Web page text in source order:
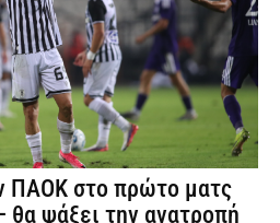
ΠΑΟΚ στο πρώτο ματς
θα ψάξει την ανατροπή